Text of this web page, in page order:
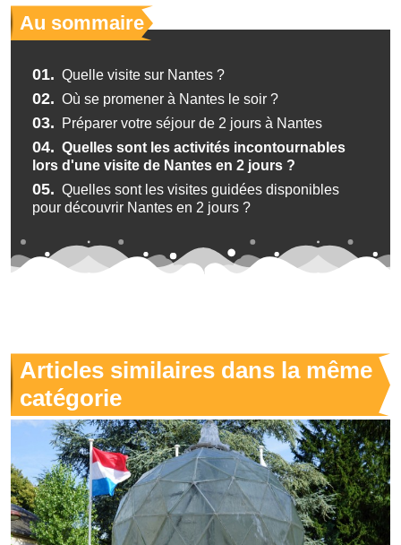
Au sommaire
01. Quelle visite sur Nantes ?
02. Où se promener à Nantes le soir ?
03. Préparer votre séjour de 2 jours à Nantes
04. Quelles sont les activités incontournables
lors d'une visite de Nantes en 2 jours ?
05. Quelles sont les visites guidées disponibles
pour découvrir Nantes en 2 jours ?
Articles similaires dans la même
catégorie